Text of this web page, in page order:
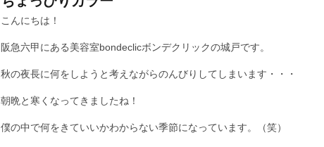
こんにちは！
阪急六甲にある美容室bondeclicボンデクリックの城戸です。
秋の夜長に何をしようと考えながらのんびりしてしまいます・・・
朝晩と寒くなってきましたね！
僕の中で何をきていいかわからない季節になっています。（笑）